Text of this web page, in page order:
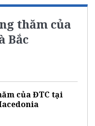
thăm của
Bắc
của ĐTC tại